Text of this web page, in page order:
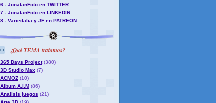
6 - JonatanFoto en TWITTER
7 - JonatanFoto en LINKEDIN
8 - Variedalia y JF en PATREON
¿Qué TEMA tratamos?
365 Days Project (380)
3D Studio Max (7)
ACMOZ (10)
Album A.I.M (86)
Analisis juegos (21)
Arte 3D (19)